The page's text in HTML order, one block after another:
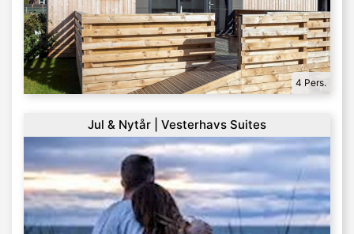
4 Pers.
Jul & Nytår | Vesterhavs Suites